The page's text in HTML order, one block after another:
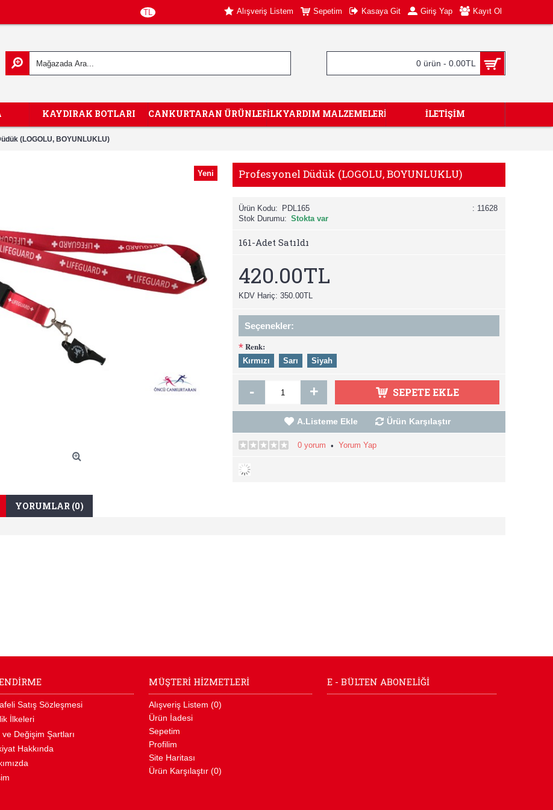
TL Alışveriş Listem Sepetim Kasaya Git Giriş Yap Kayıt Ol
0 ürün - 0.00TL
KAYDIRAK BOTLARI CANKURTARAN ÜRÜNLERİİLKYARDIM MALZEMELERİ İLETIŞIM
(LOGOLU, BOYUNLUKLU)
Yeni Profesyonel Düdük (LOGOLU, BOYUNLUKLU)
: 11628
Ürün Kodu:
PDL165
Stok Durumu: Stokta var
161-Adet Satıldı
420.00TL
KDV Hariç: 350.00TL
Seçenekler:
*Renk:
Kırmızı Sarı Siyah
- + SEPETE EKLE
A.Listeme Ekle Ürün Karşılaştır
0 yorum • Yorum Yap
YORUMLAR (0)
Satış Sözleşmesi
İlkeleri
ve Değişim Şartları
Hakkında
MÜŞTERİ HİZMETLERİ
Alışveriş Listem (0)
Ürün İadesi
Sepetim
Profilim
Site Haritası
Ürün Karşılaştır (0)
E - BÜLTEN ABONELİĞİ